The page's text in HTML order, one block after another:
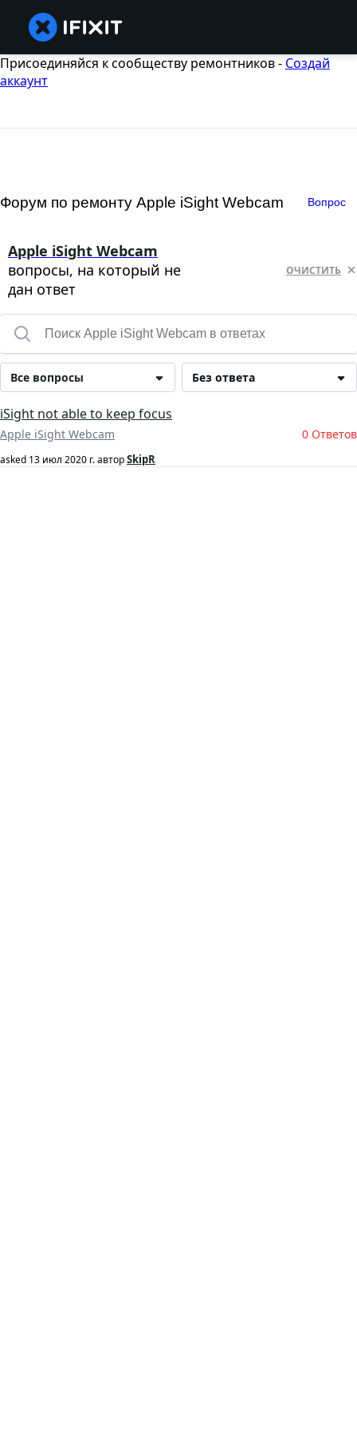
Присоединяйся к сообществу ремонтников - Создай
аккаунт
Форум по ремонту Apple iSight Webcam Вопрос
Apple iSight Webcam
вопросы, на который не
дан ответ
ОЧИСТИТЬ
Без ответа
Все вопросы
iSight not able to keep focus
Apple iSight Webcam 0 Ответов
asked 13 июл 2020 г.авторSkipR